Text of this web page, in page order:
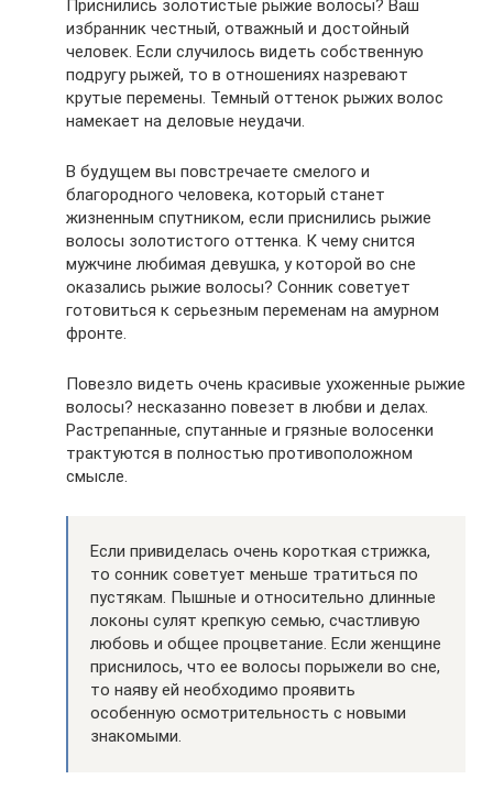
Приснились золотистые рыжие волосы? Ваш
избранник честный, отважный и достойный
человек. Если случилось видеть собственную
подругу рыжей, то в отношениях назревают
крутые перемены. Темный оттенок рыжих волос
намекает на деловые неудачи.
В будущем вы повстречаете смелого и
благородного человека, который станет
жизненным спутником, если приснились рыжие
волосы золотистого оттенка. К чему снится
мужчине любимая девушка, у которой во сне
оказались рыжие волосы? Сонник советует
готовиться к серьезным переменам на амурном
фронте.
Повезло видеть очень красивые ухоженные рыжие
волосы? несказанно повезет в любви и делах.
Растрепанные, спутанные и грязные волосенки
трактуются в полностью противоположном
смысле.
Если привиделась очень короткая стрижка,
то сонник советует меньше тратиться по
пустякам. Пышные и относительно длинные
локоны сулят крепкую семью, счастливую
любовь и общее процветание. Если женщине
приснилось, что ее волосы порыжели во сне,
то наяву ей необходимо проявить
особенную осмотрительность с новыми
знакомыми.